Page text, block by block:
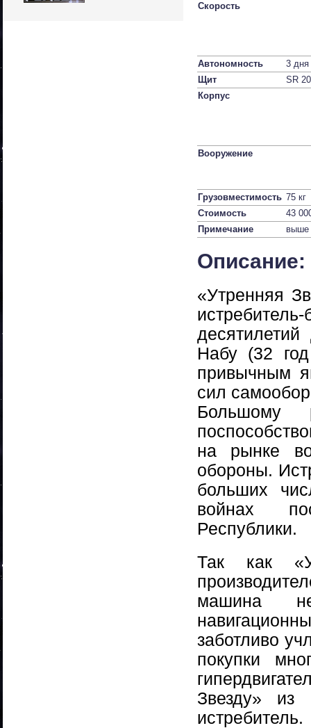
Скорость
Автономность
3 дня
Щит
SR
Корпус
Вооружение
Грузовместимость 75 кг
Стоимость
43
Примечание
выше
Описание:
«Утренняя
Набу (32
привычным
сил
Большому
на рынке
обороны.
больших
войнах
Республики.
Так как
машина
заботливо
покупки
Звезду» из
истребитель.